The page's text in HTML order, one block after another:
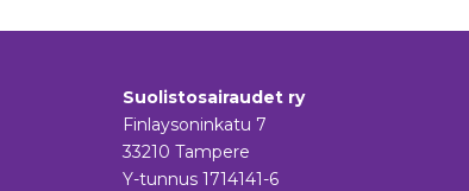
Suolistosairaudet ry
Finlaysoninkatu 7
33210 Tampere
Y-tunnus 1714141-6